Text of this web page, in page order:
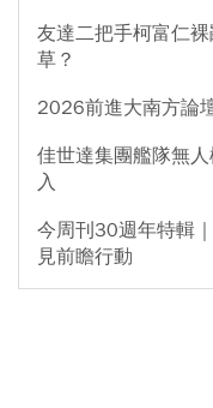
友達二把手柯富仁
草？
2026前進大南方論
佳世達集團艦隊無
入
今周刊30週年特輯
見前瞻行動